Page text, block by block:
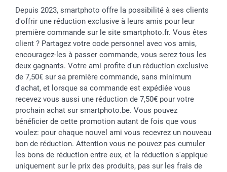
Toussaint
Rentrée des classes
Saint-Valentin
Vacances
Tarifs
Partenariats & Influence
Investisseurs
Modes de paiement
Grandes quantités
Statut de ma commande
Depuis 2023, smartphoto offre la possibilité à ses clients
d'offrir une réduction exclusive à leurs amis pour leur
première commande sur le site smartphoto.fr. Vous êtes
client ? Partagez votre code personnel avec vos amis,
encouragez-les à passer commande, vous serez tous les
deux gagnants. Votre ami profite d'un réduction exclusive
de 7,50€ sur sa première commande, sans minimum
d'achat, et lorsque sa commande est expédiée vous
recevez vous aussi une réduction de 7,50€ pour votre
prochain achat sur smartphoto.be. Vous pouvez
bénéficier de cette promotion autant de fois que vous
voulez: pour chaque nouvel ami vous recevrez un nouveau
bon de réduction. Attention vous ne pouvez pas cumuler
les bons de réduction entre eux, et la réduction s'appique
uniquement sur le prix des produits, pas sur les frais de